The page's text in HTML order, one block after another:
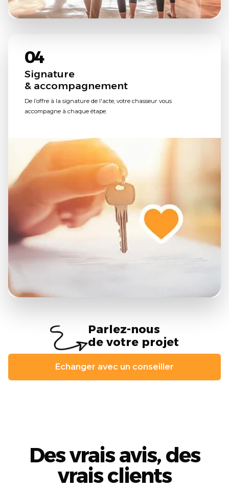
04
Signature
& accompagnement
De l’offre à la signature de l'acte, votre chasseur vous
accompagne à chaque étape.
Parlez-nous
de votre projet
Echanger avec un conseiller
Des vrais avis, des
vrais clients